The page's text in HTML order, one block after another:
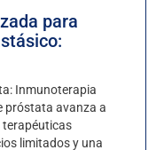
para
Inmunoterapia
próstata avanza a
limitados y una